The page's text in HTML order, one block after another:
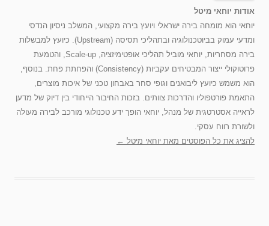
אודות יוחאי מיטל
יוחאי הוא מומחה בירה ישראלי ויועץ בירה מקצועי, המשלב ניסיון הנדסי
ומדעי עמוק בביוטכנולוגיה ובתהליכי תסיסה (Upstream). כיועץ למבשלות
בירה מסחריות, יוחאי מוביל תהליכי אופטימיזציה, Scale-up, והטמעת
פרוטוקולי ייצור המבטיחים עקביות (Consistency) והפחתת פחת. בנוסף,
הוא משמש כיועץ ליבואנים וגופי סחר באבחון טכני של איכות מוצרים,
התאמת פורטפוליו והדרכות צוותים. בזכות החיבור הייחודי בין דיוק של מדען
לראייה אסטרטגית של מנהל, יוחאי הופך ידע טכנולוגי מורכב לבירה מעולה
ולשורת רווח עסקי.
להציג את כל הפוסטים מאת יוחאי מיטל‏ ←